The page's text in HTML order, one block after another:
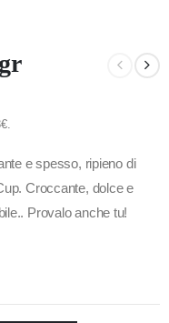
€.
e spesso, ripieno di
Croccante, dolce e
Provalo anche tu!